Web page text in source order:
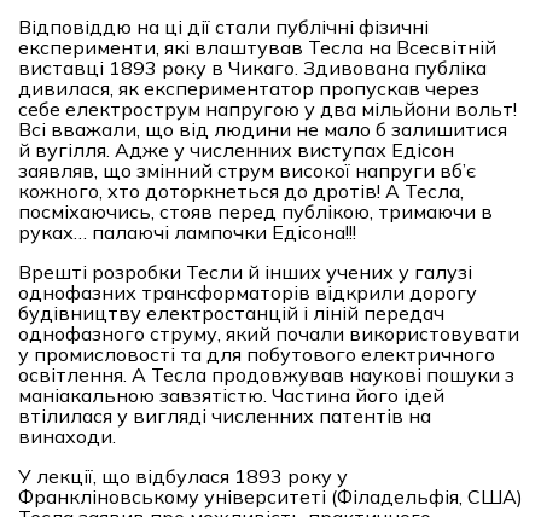
Відповіддю на ці дії стали публічні фізичні
експерименти, які влаштував Тесла на Всесвітній
виставці 1893 року в Чикаго. Здивована публіка
дивилася, як експериментатор пропускав через
себе електрострум напругою у два мільйони вольт!
Всі вважали, що від людини не мало б залишитися
й вугілля. Адже у численних виступах Едісон
заявляв, що змінний струм високої напруги вб’є
кожного, хто доторкнеться до дротів! А Тесла,
посміхаючись, стояв перед публікою, тримаючи в
руках… палаючі лампочки Едісона!!!
Врешті розробки Тесли й інших учених у галузі
однофазних трансформаторів відкрили дорогу
будівництву електростанцій і ліній передач
однофазного струму, який почали використовувати
у промисловості та для побутового електричного
освітлення. А Тесла продовжував наукові пошуки з
маніакальною завзятістю. Частина його ідей
втілилася у вигляді численних патентів на
винаходи.
У лекції, що відбулася 1893 року у
Франкліновському університеті (Філадельфія, США)